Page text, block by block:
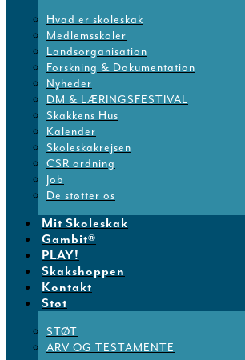
Hvad er skoleskak
Medlemsskoler
Landsorganisation
Forskning & Dokumentation
Nyheder
DM & LÆRINGSFESTIVAL
Skakkens Hus
Kalender
Skoleskakrejsen
CSR ordning
Job
De støtter os
Mit Skoleskak
Gambit®
PLAY!
Skakshoppen
Kontakt
Støt
STØT
ARV OG TESTAMENTE